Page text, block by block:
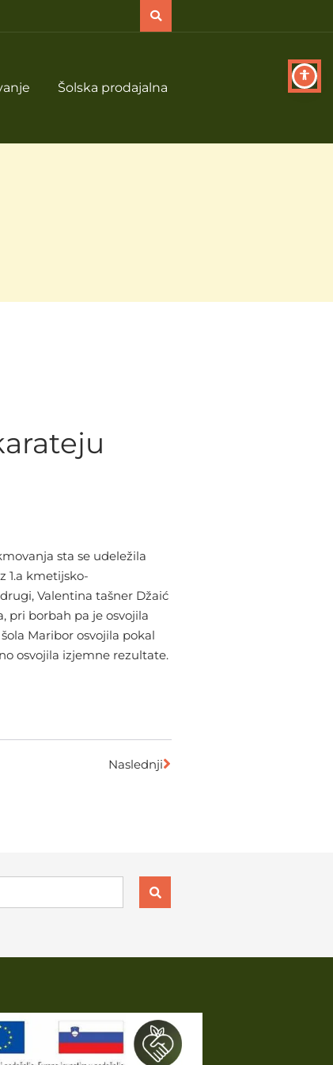
Šolska prodajalna
sta se udeležila
1.a kmetijsko-
Valentina tašner Džaić
pri borbah pa je osvojila
Maribor osvojila pokal
osvojila izjemne rezultate.
Naslednji